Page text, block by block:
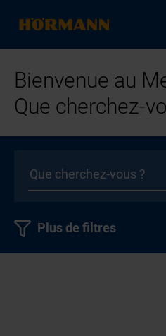
Bienvenue au
Que cherchez-
Plus de filtres